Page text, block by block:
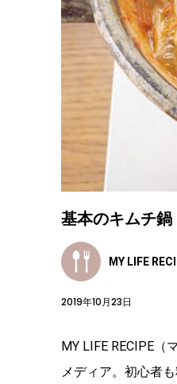
基本のキムチ
MY LIFE
2019年10月23日
MY LIFE RECIPE
メディア。初心者